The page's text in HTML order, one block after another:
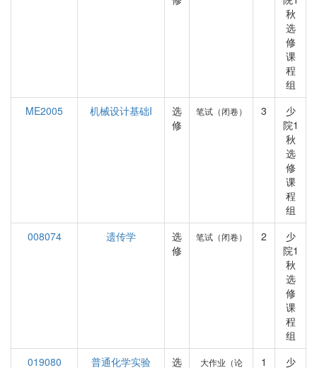
秋
选
修
课
程
组
ME2005
机械设计基础I
选
修
笔试（闭卷） 3
少
院1
秋
选
修
课
程
组
008074
遗传学
选
修
笔试（闭卷） 2
少
院1
秋
选
修
课
程
组
019080
普通化学实验
选
大作业（论
1
少